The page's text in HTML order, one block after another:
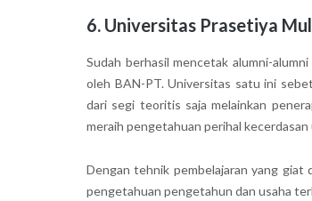
6. Universitas Prasetiya
Sudah berhasil mencetak alumni-
oleh BAN-PT. Universitas satu ini
dari segi teoritis saja melainkan
meraih pengetahuan perihal
Dengan tehnik pembelajaran yang giat
pengetahuan pengetahun dan usaha